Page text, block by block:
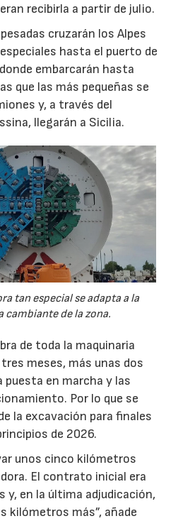
recibirla a partir de julio.
cruzarán los Alpes
hasta el puerto de
embarcarán hasta
que las más pequeñas se
y, a través del
llegarán a Sicilia.
tan especial se adapta a la
cambiante de la zona.
de toda la maquinaria
meses, más unas dos
puesta en marcha y las
Por lo que se
la excavación para finales
de 2026.
unos cinco kilómetros
El contrato inicial era
y, en la última adjudicación,
kilómetros más”, añade